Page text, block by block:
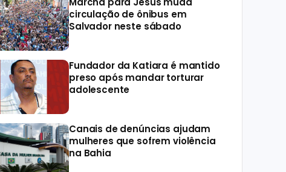
circulação de ônibus em
Salvador neste sábado
Fundador da Katiara é mantido
preso após mandar torturar
adolescente
Canais de denúncias ajudam
mulheres que sofrem violência
na Bahia